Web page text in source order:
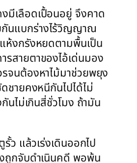
มีเลือดเปื้อนอยู่ จึงคาด
กันแบกร่างไร้วิญญาณ
ห้งกรังหยดตามพื้นเป็น
สายตาของไอ้เด่นมอง
จนต้องหาไม้มาช่วยพยุง
ชายคงหนีกันไปได้ไม่
นไม่เกินสี่ชั่วโมง ถ้ามัน
ว แล้วเร่งเดินออกไป
งถูกจับดำเนินคดี พอพ้น